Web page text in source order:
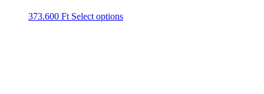
373.600 Ft Select options